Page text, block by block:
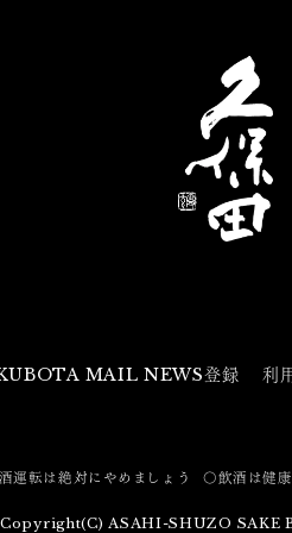
MAIL NEWS登録 利
運転は絶対にやめましょう 〇飲酒は健
Copyright(C) ASAHI-SHUZO SAKE